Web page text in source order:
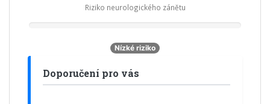
Riziko neurologického zánětu
Nízké riziko
Doporučení pro vás